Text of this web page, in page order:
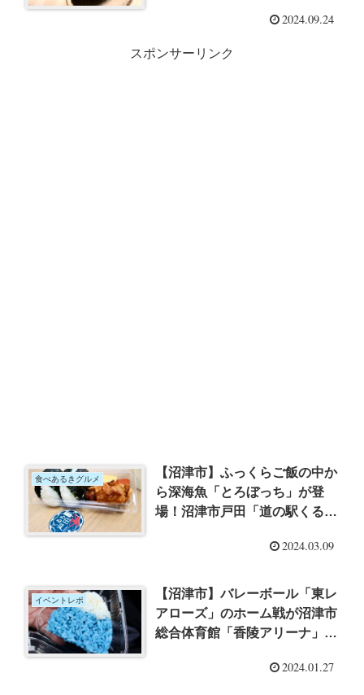
しゅりけん」さんに行ってきた
2024.09.24
スポンサーリンク
食べあるきグルメ
【沼津市】ふっくらご飯の中か
ら深海魚「とろぼっち」が登
場！沼津市戸田「道の駅くるら
握りたておにぎりに舌鼓2024.03.09
イベントレポ
【沼津市】バレーボール「東レ
アローズ」のホーム戦が沼津市
総合体育館「香陵アリーナ」で
トに行ってきた【2024年1月20
2024.01.27